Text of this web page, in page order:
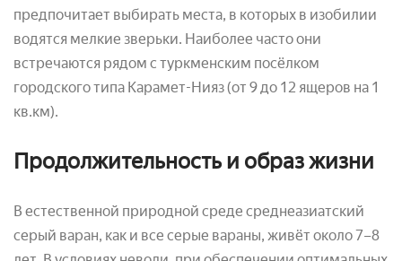
предпочитает выбирать места, в которых в изобилии
водятся мелкие зверьки. Наиболее часто они
встречаются рядом с туркменским посёлком
городского типа Карамет-Нияз (от 9 до 12 ящеров на 1
кв.км).
Продолжительность и образ жизни
В естественной природной среде среднеазиатский
серый варан, как и все серые вараны, живёт около 7–8